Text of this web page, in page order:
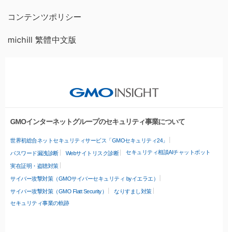
コンテンツポリシー
michill 繁體中文版
GMOインターネットグループのセキュリティ事業について
世界初総合ネットセキュリティサービス「GMOセキュリティ24」
パスワード漏洩診断 Webサイトリスク診断 セキュリティ相談AIチャットボット
実在証明・盗聴対策
サイバー攻撃対策（GMOサイバーセキュリティ byイエラエ）
サイバー攻撃対策（GMO Flatt Security）
なりすまし対策
セキュリティ事業の軌跡